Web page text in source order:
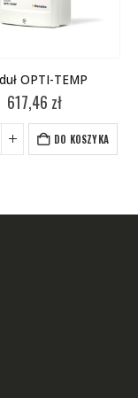
OPTI-TEMP
617,46 zł
DO KOSZYKA
-